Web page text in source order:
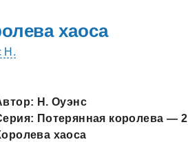
хаоса
Н.
Н. Оуэнс
Потеряннaя королевa — 2
хaосa